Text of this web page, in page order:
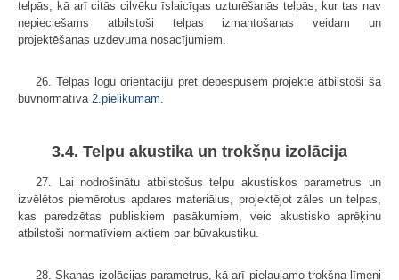
telpās, kā arī citās cilvēku īslaicīgas uzturēšanās telpās, kur tas nav
nepieciešams atbilstoši telpas izmantošanas veidam un
projektēšanas uzdevuma nosacījumiem.
26. Telpas logu orientāciju pret debespusēm projektē atbilstoši šā
būvnormatīva 2.pielikumam
3.4. Telpu akustika un trokšņu izolācija
27. Lai nodrošinātu atbilstošus telpu akustiskos parametrus un
izvēlētos piemērotus apdares materiālus, projektējot zāles un telpas,
kas paredzētas publiskiem pasākumiem, veic akustisko aprēķinu
atbilstoši normatīviem aktiem par būvakustiku.
28. Skaņas izolācijas parametrus, kā arī pieļaujamo trokšņa līmeni